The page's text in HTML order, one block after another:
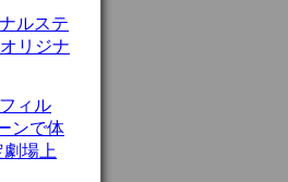
ルステ
リジナ
ィル
ンで体
場上